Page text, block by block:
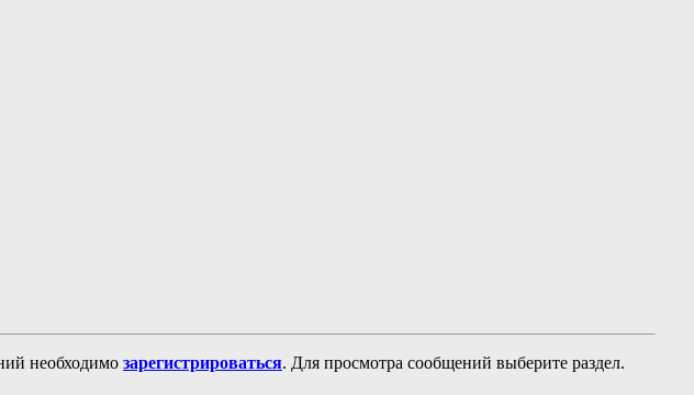
необходимо зарегистрироваться. Для просмотра сообщений выберите раздел.